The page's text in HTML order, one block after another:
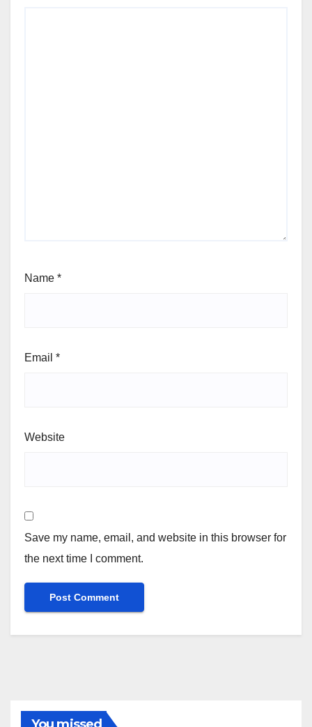
Name *
Email *
Website
Save my name, email, and website in this browser for
the next time I comment.